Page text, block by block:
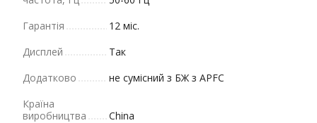
Гарантія
12 міс.
Дисплей
Так
Додатково
не сумісний з БЖ з APFC
Країна
виробництва
China